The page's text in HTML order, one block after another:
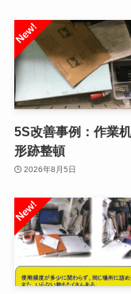
5S改善事例：作業
形跡整頓
2026年8月5日